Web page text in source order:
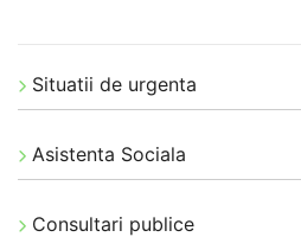
Situatii de urgenta
Asistenta Sociala
Consultari publice